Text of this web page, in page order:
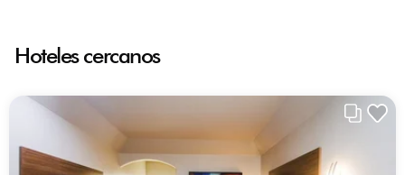
Hoteles cercanos